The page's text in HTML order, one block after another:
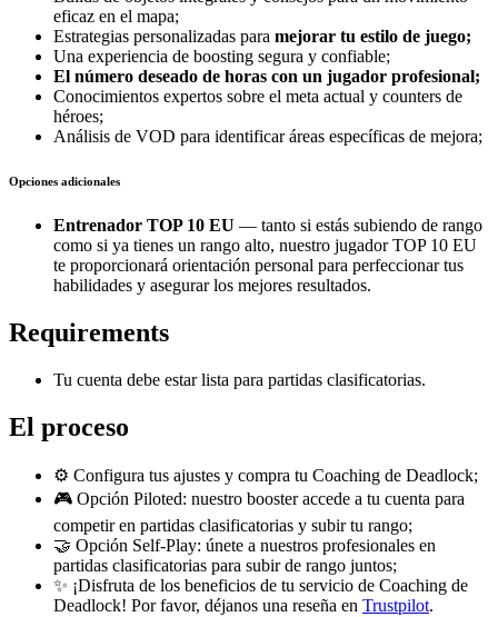
eficaz en el mapa;
Estrategias personalizadas para mejorar tu estilo de juego;
Una experiencia de boosting segura y confiable;
El número deseado de horas con un jugador profesional;
Conocimientos expertos sobre el meta actual y counters de
héroes;
Análisis de VOD para identificar áreas específicas de mejora;
Opciones adicionales
Entrenador TOP 10 EU — tanto si estás subiendo de rango
como si ya tienes un rango alto, nuestro jugador TOP 10 EU
te proporcionará orientación personal para perfeccionar tus
habilidades y asegurar los mejores resultados.
Requirements
Tu cuenta debe estar lista para partidas clasificatorias.
El proceso
⚙️ Configura tus ajustes y compra tu Coaching de Deadlock;
🎮 Opción Piloted: nuestro booster accede a tu cuenta para
competir en partidas clasificatorias y subir tu rango;
🤝 Opción Self-Play: únete a nuestros profesionales en
partidas clasificatorias para subir de rango juntos;
✨ ¡Disfruta de los beneficios de tu servicio de Coaching de
Deadlock! Por favor, déjanos una reseña en Trustpilot.